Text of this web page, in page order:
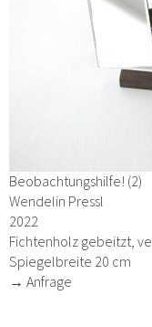
Beobachtungshilfe! (2)
Wendelin Pressl
2022
Fichtenholz gebeitzt,
Spiegelbreite 20 cm
→ Anfrage